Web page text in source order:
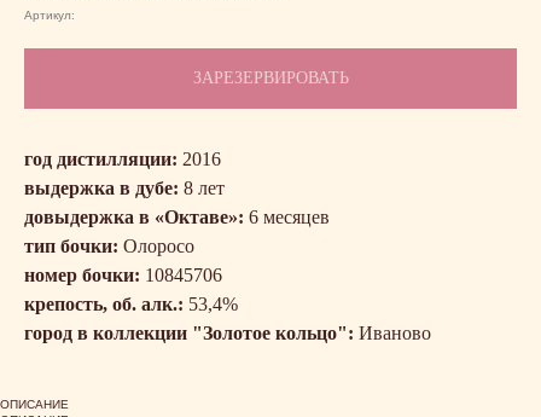
Артикул:
ЗАРЕЗЕРВИРОВАТЬ
год дистилляции: 2016
выдержка в дубе: 8 лет
довыдержка в «Октаве»: 6 месяцев
тип бочки: Олоросо
номер бочки: 10845706
крепость, об. алк.: 53,4%
город в коллекции "Золотое кольцо": Иваново
ОПИСАНИЕ